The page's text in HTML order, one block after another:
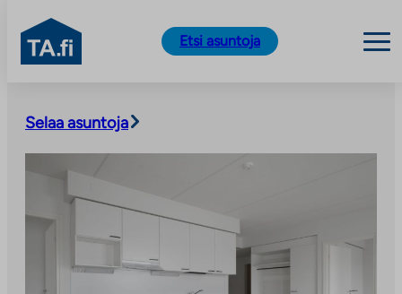
sisältöön
TA.fi
Etsi asuntoja
Selaa asuntoja